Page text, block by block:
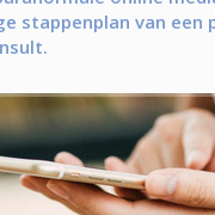
stappenplan van een